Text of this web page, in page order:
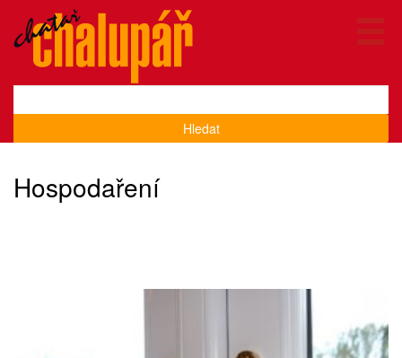
Hledat
Hospodaření